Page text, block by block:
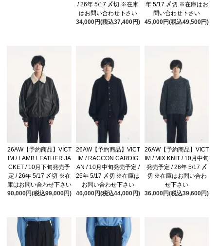
/ 26年 5/17 〆切 ※在庫
はお問い合わせ下さい
34,000円(税込37,400円)
年 5/17 〆切 ※在庫はお
問い合わせ下さい
45,000円(税込49,500円)
26AW【予約商品】VICT
IM / LAMB LEATHER JA
CKET / 10月下旬発売予
定 / 26年 5/17 〆切 ※在
庫はお問い合わせ下さい
90,000円(税込99,000円)
26AW【予約商品】VICT
IM / RACCON CARDIG
AN / 10月中旬発売予定 /
26年 5/17 〆切 ※在庫は
お問い合わせ下さい
40,000円(税込44,000円)
26AW【予約商品】VICT
IM / MIX KNIT / 10月中旬
発売予定 / 26年 5/17 〆
切 ※在庫はお問い合わ
せ下さい
36,000円(税込39,600円)